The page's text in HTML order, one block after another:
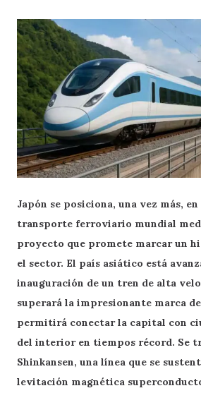
Japón se posiciona, una vez más,
transporte ferroviario mundial
proyecto que promete marcar un
el sector. El país asiático está
inauguración de un tren de alta
superará la impresionante marca
permitirá conectar la capital con
del interior en tiempos récord. Se
Shinkansen, una línea que se
levitación magnética